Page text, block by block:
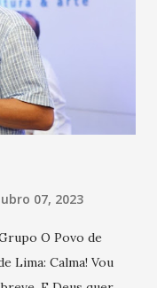
o mercado, de modo
aplicá-los em
tem essa
insights e fazer
proj...
07, 2023
O Povo de
Lima: Calma! Vou